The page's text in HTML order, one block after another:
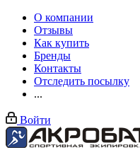
О компании
Отзывы
Как купить
Бренды
Контакты
Отследить посылку
...
Войти